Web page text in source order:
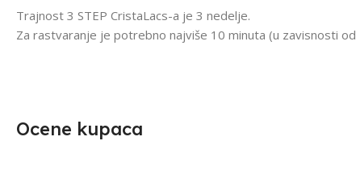
Trajnost 3 STEP CristaLacs-a je 3 nedelje.
Za rastvaranje je potrebno najviše 10 minuta (u zavisnosti
Ocene kupaca